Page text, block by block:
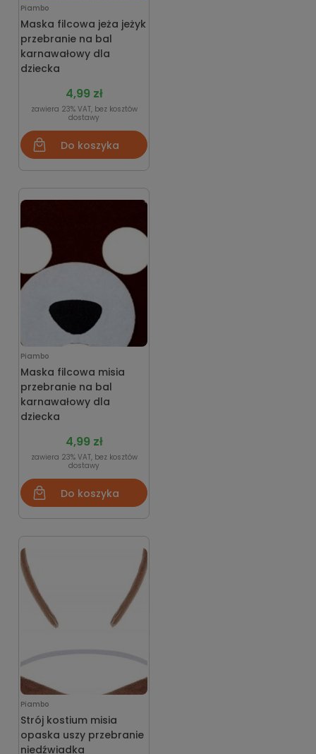
Piambo
Maska filcowa jeża jeżyk
przebranie na bal
karnawałowy dla
dziecka
4,99 zł
zawiera 23% VAT, bez kosztów
dostawy
Do koszyka
Piambo
Maska filcowa misia
przebranie na bal
karnawałowy dla
dziecka
4,99 zł
zawiera 23% VAT, bez kosztów
dostawy
Do koszyka
Piambo
Strój kostium misia
opaska uszy przebranie
niedźwiadka